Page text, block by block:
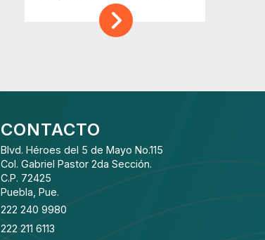
CONTACTO
Blvd. Héroes del 5 de Mayo No.115
Col. Gabriel Pastor 2da Sección.
C.P. 72425
Puebla, Pue.
222 240 9980
222 211 6113